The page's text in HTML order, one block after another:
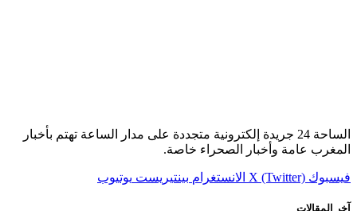
الساحة 24 جريدة إلكترونية متجددة على مدار الساعة تهتم بأخبار
المغرب عامة وأخبار الصحراء خاصة.
فيسبوك X (Twitter) الانستغرام بينتيريست يوتيوب
آخر المقالات